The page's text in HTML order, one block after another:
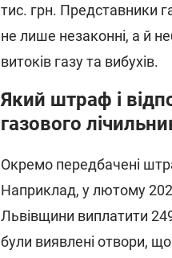
тис. грн. Представники
не лише незаконні, а й
витоків газу та вибухів.
Який штраф і
газового
Окремо передбачені
Наприклад, у лютому
Львівщини виплатити
були виявлені отвори,